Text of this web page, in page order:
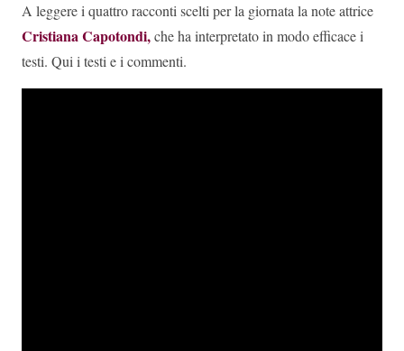
A leggere i quattro racconti scelti per la giornata la note attrice
Cristiana Capotondi,che ha interpretato in modo efficace i
testi. Qui i testi e i commenti.